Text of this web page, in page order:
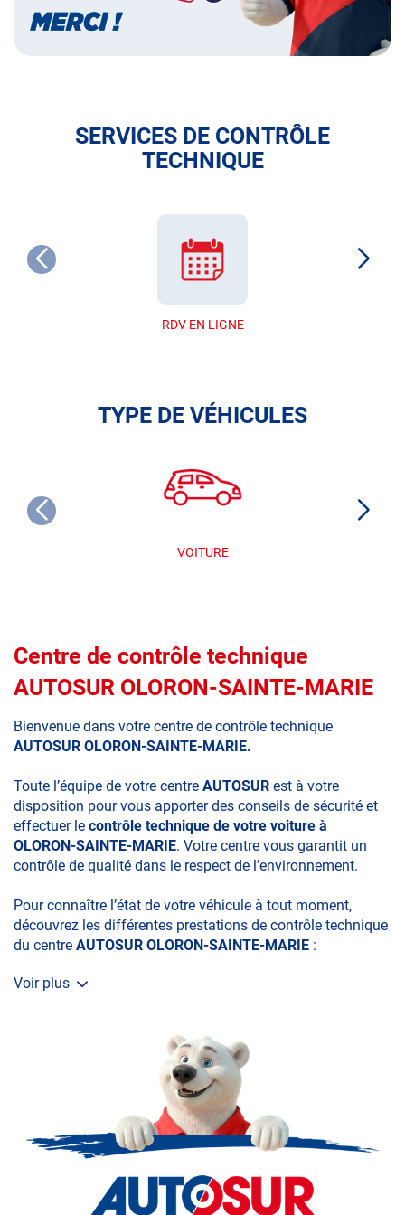
SERVICES DE CONTRÔLE
TECHNIQUE
RDV EN LIGNE
TYPE DE VÉHICULES
VOITURE
Centre de contrôle technique
AUTOSUR OLORON-SAINTE-MARIE
Bienvenue dans votre centre de contrôle technique
AUTOSUR OLORON-SAINTE-MARIE.
Toute l’équipe de votre centre AUTOSUR est à votre
disposition pour vous apporter des conseils de sécurité et
effectuer le contrôle technique de votre voiture à
OLORON-SAINTE-MARIE. Votre centre vous garantit un
contrôle de qualité dans le respect de l’environnement.
Pour connaître l’état de votre véhicule à tout moment,
découvrez les différentes prestations de contrôle technique
du centre AUTOSUR OLORON-SAINTE-MARIE :
• le contrôle technique obligatoire
• le contrôle des véhicules hybrides ou électriques
• le contrôle technique des véhicules GPL/Gaz*
• le contrôle de la Catégorie L (moto, scooter, mobylette, 3
roues, quad, voiturette, voiture sans permis)
Voir plus